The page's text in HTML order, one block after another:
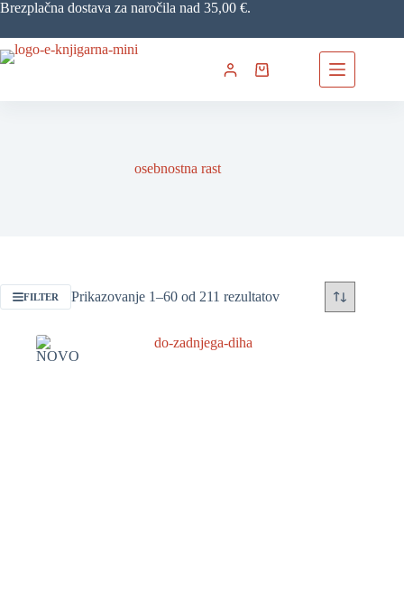
Skip
content
Brezplačna dostava za naročila nad 35,00 €.
Shopping
osebnostna rast
FILTER Prikazovanje 1–60 od 211 rezultatovRazvrščeno
NOVO